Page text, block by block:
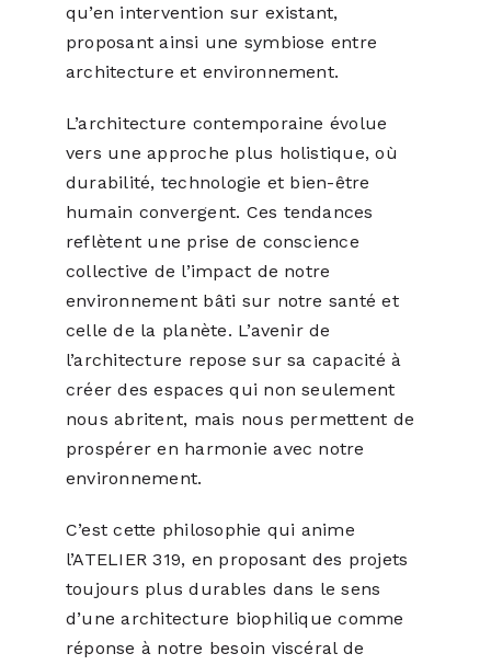
qu’en intervention sur existant,
proposant ainsi une symbiose entre
architecture et environnement.
L’architecture contemporaine évolue
vers une approche plus holistique, où
durabilité, technologie et bien-être
humain convergent. Ces tendances
reflètent une prise de conscience
collective de l’impact de notre
environnement bâti sur notre santé et
celle de la planète. L’avenir de
l’architecture repose sur sa capacité à
créer des espaces qui non seulement
nous abritent, mais nous permettent de
prospérer en harmonie avec notre
environnement.
C’est cette philosophie qui anime
l’ATELIER 319, en proposant des projets
toujours plus durables dans le sens
d’une architecture biophilique comme
réponse à notre besoin viscéral de